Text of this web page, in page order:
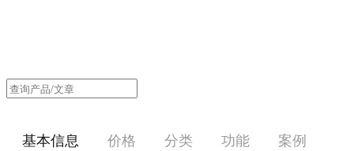
基本信息 价格 分类 功能 案例